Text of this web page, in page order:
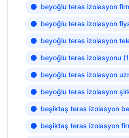
beyoğlu teras izolasyon
beyoğlu teras izolasyon
beyoğlu teras izolasyon
beyoğlu teras izolasyonu
beyoğlu teras izolasyon
beyoğlu teras izolasyon
beşiktaş teras izolasyon
beşiktaş teras izolasyon